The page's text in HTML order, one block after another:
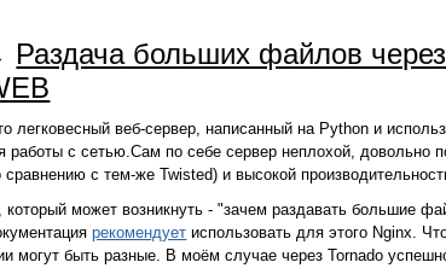
Раздача больших файлов
легковесный веб-сервер, написанный на Python и
работы с сетью.Сам по себе сервер неплохой, довольно
с тем-же Twisted) и высокой
который может возникнуть - "зачем раздавать большие
рекомендует использовать для этого Nginx.
могут быть разные. В моём случае через Tornado